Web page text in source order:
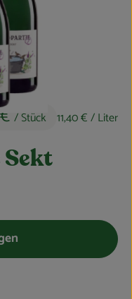
/ Stück 11,40 €/ Liter
zum Warenkorb